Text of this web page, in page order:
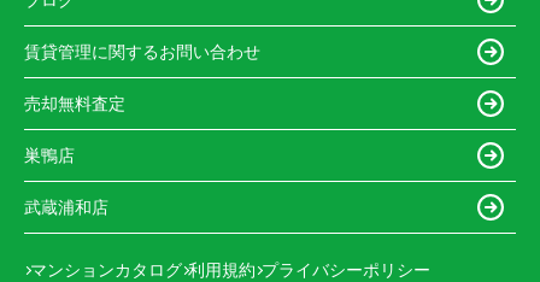
賃貸管理に関するお問い合わせ
売却無料査定
巣鴨店
武蔵浦和店
マンションカタログ 利用規約 プライバシーポリシー